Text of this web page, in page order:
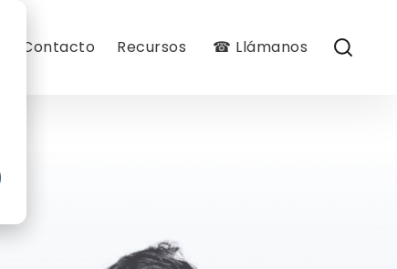
Contacto Recursos ☎ Llámanos